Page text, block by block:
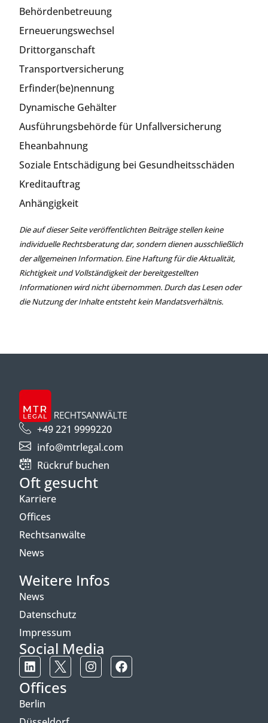
Behördenbetreuung
Erneuerungswechsel
Drittorganschaft
Transportversicherung
Erfinder(be)nennung
Dynamische Gehälter
Ausführungsbehörde für Unfallversicherung
Eheanbahnung
Soziale Entschädigung bei Gesundheitsschäden
Kreditauftrag
Anhängigkeit
Die auf dieser Seite veröffentlichten Beiträge stellen keine
individuelle Rechtsberatung dar, sondern dienen ausschließlich
der allgemeinen Information. Eine Haftung für die Aktualität,
Richtigkeit und Vollständigkeit der bereitgestellten
Informationen wird nicht übernommen. Durch das Lesen oder
die Nutzung der Inhalte entsteht kein Mandatsverhältnis.
+49 221 9999220
info@mtrlegal.com
Rückruf buchen
Oft gesucht
Karriere
Offices
Rechtsanwälte
News
Weitere Infos
News
Datenschutz
Impressum
Social Media
Offices
Berlin